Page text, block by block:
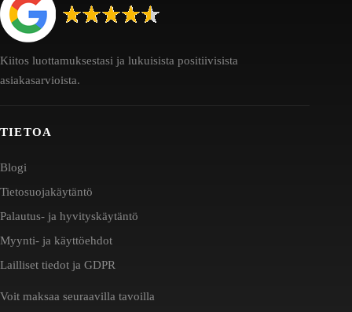
Kiitos luottamuksestasi ja lukuisista positiivisista
asiakasarvioista.
TIETOA
Blogi
Tietosuojakäytäntö
Palautus- ja hyvityskäytäntö
Myynti- ja käyttöehdot
Lailliset tiedot ja GDPR
Voit maksaa seuraavilla tavoilla